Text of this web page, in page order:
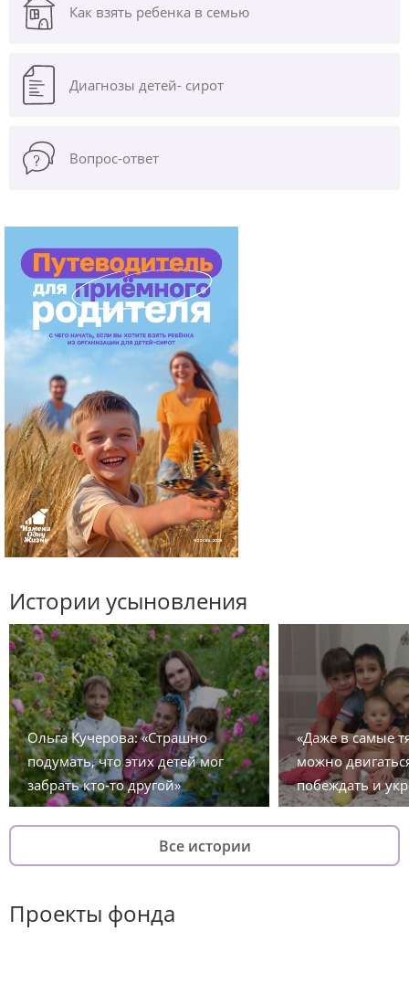
Как взять ребенка в семью
Диагнозы детей- сирот
Вопрос-ответ
Истории усыновления
Ольга Кучерова: «Страшно
подумать, что этих детей мог
забрать кто-то другой»
«Даже в самые
можно
побеждать и
Все истории
Проекты фонда